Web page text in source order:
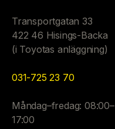
Transportgatan 33
422 46 Hisings-Backa
(i Toyotas anläggning)
031-725 23 70
Måndag–fredag: 08:00–
17:00